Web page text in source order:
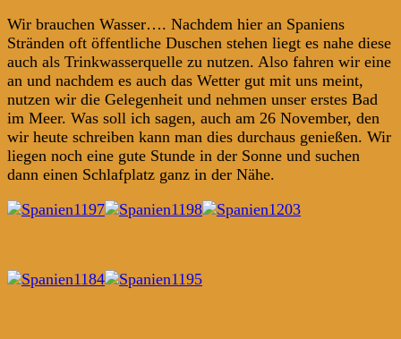
Wir brauchen Wasser…. Nachdem hier an Spaniens
Stränden oft öffentliche Duschen stehen liegt es nahe diese
auch als Trinkwasserquelle zu nutzen. Also fahren wir eine
an und nachdem es auch das Wetter gut mit uns meint,
nutzen wir die Gelegenheit und nehmen unser erstes Bad
im Meer. Was soll ich sagen, auch am 26 November, den
wir heute schreiben kann man dies durchaus genießen. Wir
liegen noch eine gute Stunde in der Sonne und suchen
dann einen Schlafplatz ganz in der Nähe.